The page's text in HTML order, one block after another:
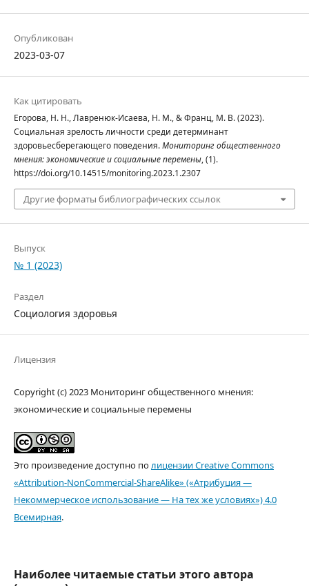
Опубликован
2023-03-07
Как цитировать
Егорова, Н. Н., Лавренюк-Исаева, Н. М., & Франц, М. В. (2023).
Социальная зрелость личности среди детерминант
здоровьесберегающего поведения.Мониторинг общественного
мнения: экономические и социальные перемены, (1).
https://doi.org/10.14515/monitoring.2023.1.2307
Другие форматы библиографических ссылок
Выпуск
№ 1 (2023)
Раздел
Социология здоровья
Лицензия
Copyright (c) 2023 Мониторинг общественного мнения:
экономические и социальные перемены
Это произведение доступно полицензии Creative Commons
«Attribution-NonCommercial-ShareAlike» («Атрибуция —
Некоммерческое использование — На тех же условиях») 4.0
Всемирная.
Наиболее читаемые статьи этого автора